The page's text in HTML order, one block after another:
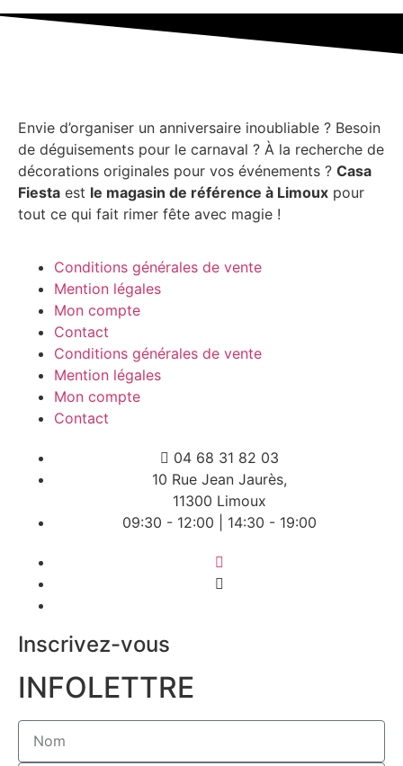
Envie d’organiser un anniversaire inoubliable ? Besoin
de déguisements pour le carnaval ? À la recherche de
décorations originales pour vos événements ? Casa
Fiesta est le magasin de référence à Limoux pour
tout ce qui fait rimer fête avec magie !
Conditions générales de vente
Mention légales
Mon compte
Contact
Conditions générales de vente
Mention légales
Mon compte
Contact
04 68 31 82 03
10 Rue Jean Jaurès,
11300 Limoux
09:30 - 12:00 | 14:30 - 19:00
Inscrivez-vous
INFOLETTRE